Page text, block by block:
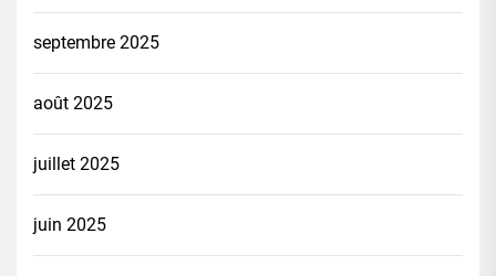
septembre 2025
août 2025
juillet 2025
juin 2025